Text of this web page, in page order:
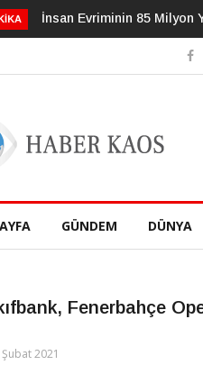
85 Milyon Yıllık Serüveni3
GÜNDEM DÜNYA
Fenerbahçe
2021